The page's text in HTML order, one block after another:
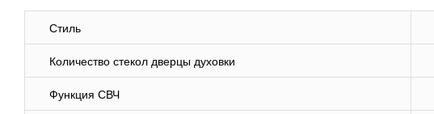
Стиль
Количество стекол дверцы духовки
Функция СВЧ